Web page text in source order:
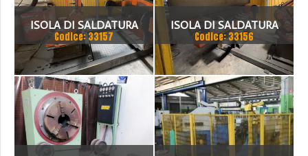
ISOLA DI SALDATURA
ROBOTIZZATA ABB
Codice: 33157
ISOLA DI SALDATURA
ROBOTIZZATA ABB
Codice: 33156